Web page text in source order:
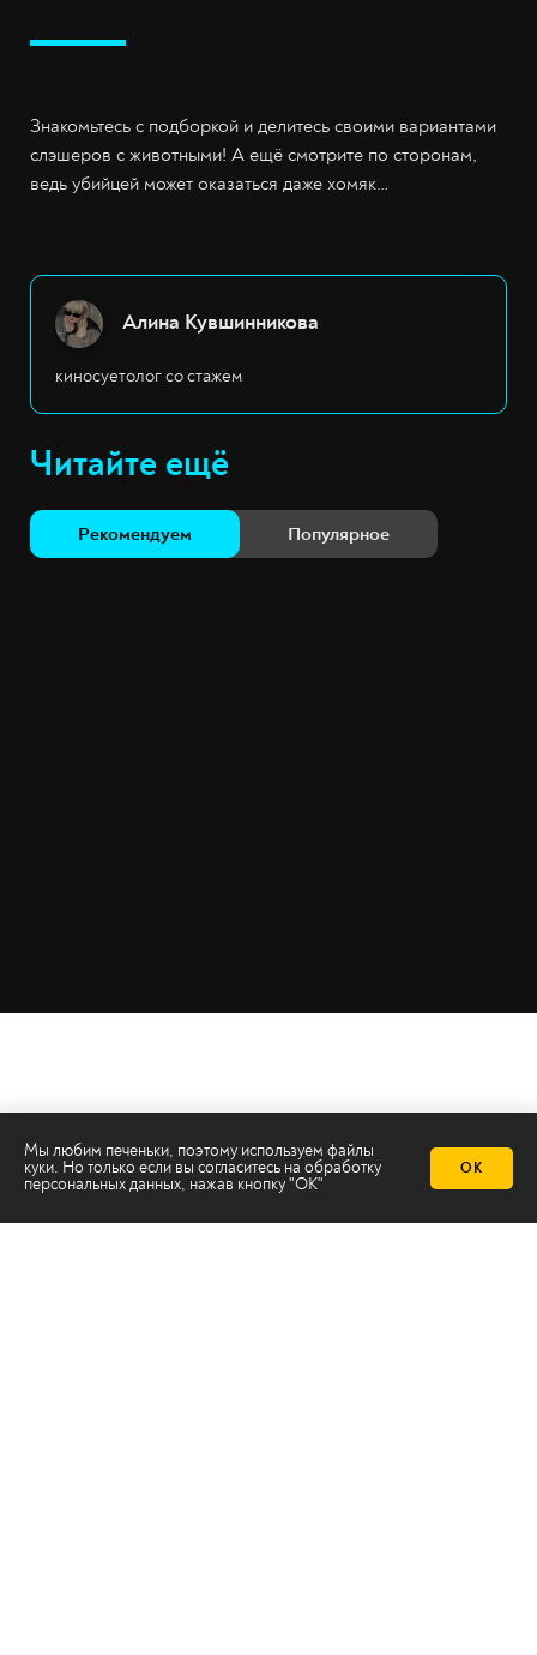
Знакомьтесь с подборкой и делитесь своими вариантами
слэшеров с животными! А ещё смотрите по сторонам,
ведь убийцей может оказаться даже хомяк…
Алина Кувшинникова
киносуетолог со стажем
Читайте ещё
Рекомендуем Популярное
Мы любим печеньки, поэтому используем файлы
куки. Но только если вы согласитесь на обработку
персональных данных, нажав кнопку "ОК"
ОК